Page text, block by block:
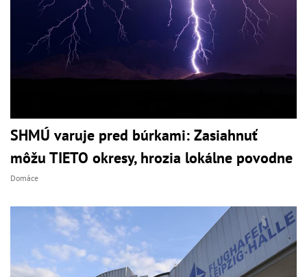
SHMÚ varuje pred búrkami: Zasiahnuť
môžu TIETO okresy, hrozia lokálne povodne
Domáce